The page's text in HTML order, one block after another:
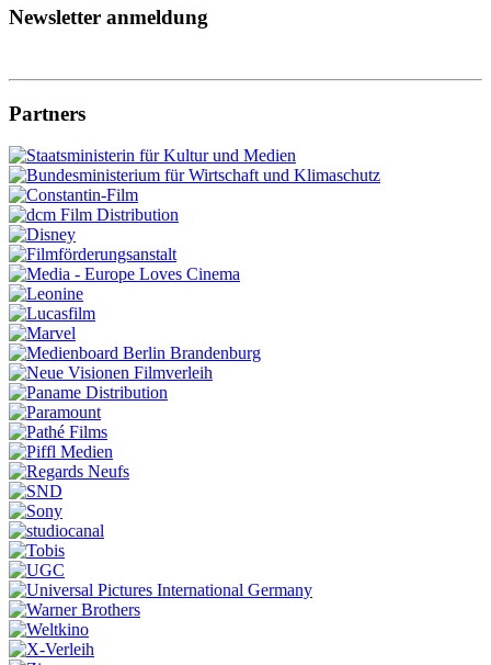
Newsletter anmeldung
Partners